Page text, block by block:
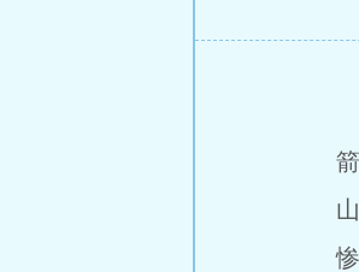
箭如
山田
惨叫